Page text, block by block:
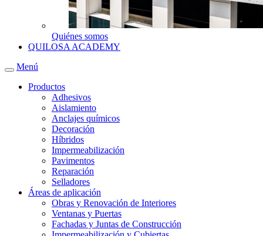
Quiénes somos
QUILOSA ACADEMY
Menú
Productos
Adhesivos
Aislamiento
Anclajes químicos
Decoración
Híbridos
Impermeabilización
Pavimentos
Reparación
Selladores
Áreas de aplicación
Obras y Renovación de Interiores
Ventanas y Puertas
Fachadas y Juntas de Construcción